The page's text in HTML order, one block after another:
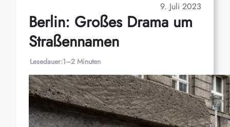
9. Juli 2023
Berlin: Großes Drama um
Straßennamen
Lesedauer:1–2 Minuten